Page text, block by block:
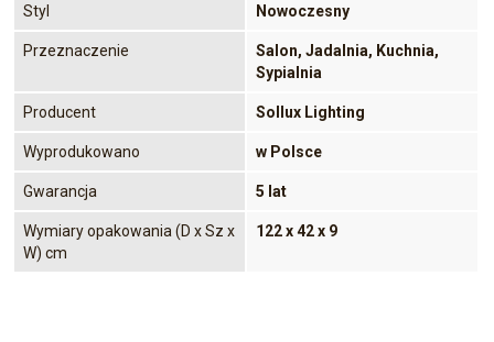
Styl Nowoczesny
Przeznaczenie
Salon, Jadalnia, Kuchnia,
Sypialnia
Producent Sollux Lighting
Wyprodukowano w Polsce
Gwarancja 5 lat
Wymiary opakowania (D x Sz x
W) cm
122 x 42 x 9